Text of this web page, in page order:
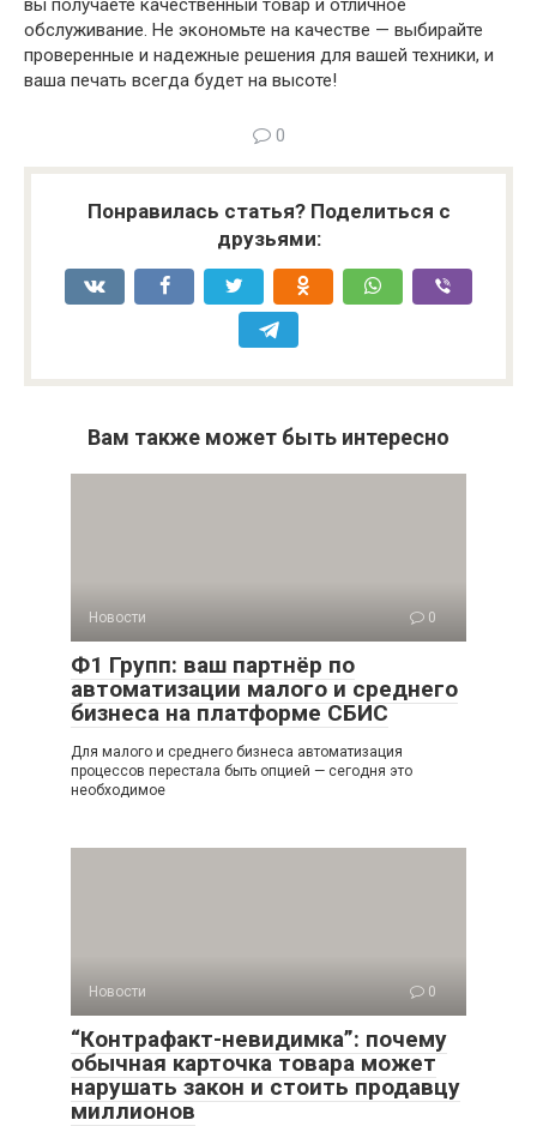
вы получаете качественный товар и отличное
обслуживание. Не экономьте на качестве — выбирайте
проверенные и надежные решения для вашей техники, и
ваша печать всегда будет на высоте!
0
Понравилась статья? Поделиться с
друзьями:
Вам также может быть интересно
Новости 0
Ф1 Групп: ваш партнёр по
автоматизации малого и среднего
бизнеса на платформе СБИС
Для малого и среднего бизнеса автоматизация
процессов перестала быть опцией — сегодня это
необходимое
Новости 0
“Контрафакт-невидимка”: почему
обычная карточка товара может
нарушать закон и стоить продавцу
миллионов